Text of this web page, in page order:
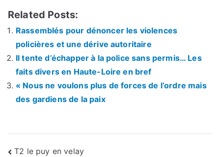
Related Posts:
Rassemblés pour dénoncer les violences
policières et une dérive autoritaire
Il tente d’échapper à la police sans permis… Les
faits divers en Haute-Loire en bref
« Nous ne voulons plus de forces de l’ordre mais
des gardiens de la paix
T2 le puy en velay